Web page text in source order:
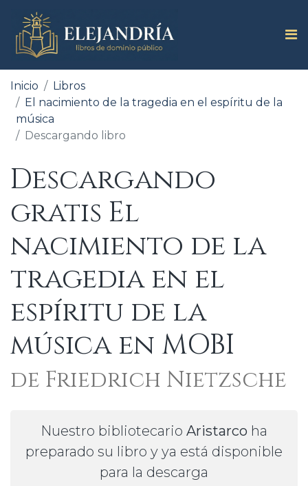
Inicio
Libros
El nacimiento de la tragedia en el espíritu de la
música
Descargando libro
Descargando
gratis El
nacimiento de la
tragedia en el
espíritu de la
música en MOBI
de Friedrich Nietzsche
Nuestro bibliotecario Aristarco ha
preparado su libro y ya está disponible
para la descarga